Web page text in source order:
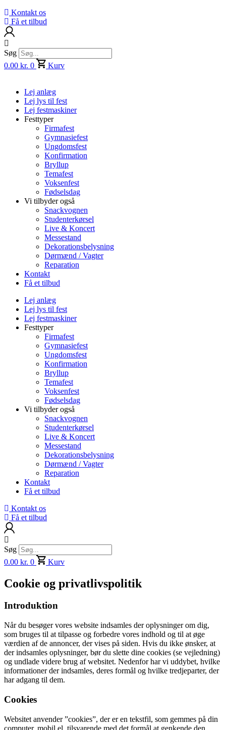
Kontakt os
Få et tilbud
Søg
0.00 kr. 0 Kurv
Lej anlæg
Lej lys til fest
Lej festmaskiner
Festtyper
Firmafest
Gymnasiefest
Ungdomsfest
Konfirmation
Bryllup
Temafest
Voksenfest
Fødselsdag
Vi tilbyder også
Snackvognen
Studenterkørsel
Live & Koncert
Messestand
Dekorationsbelysning
Dørmænd / Vagter
Reparation
Kontakt
Få et tilbud
Lej anlæg
Lej lys til fest
Lej festmaskiner
Festtyper
Firmafest
Gymnasiefest
Ungdomsfest
Konfirmation
Bryllup
Temafest
Voksenfest
Fødselsdag
Vi tilbyder også
Snackvognen
Studenterkørsel
Live & Koncert
Messestand
Dekorationsbelysning
Dørmænd / Vagter
Reparation
Kontakt
Få et tilbud
Kontakt os
Få et tilbud
Søg
0.00 kr. 0 Kurv
Cookie og privatlivspolitik
Introduktion
Når du besøger vores website indsamles der oplysninger om dig,
som bruges til at tilpasse og forbedre vores indhold og til at øge
værdien af de annoncer, der vises på siden. Hvis du ikke ønsker, at
der indsamles oplysninger, bør du slette dine cookies (se vejledning)
og undlade videre brug af websitet. Nedenfor har vi uddybet, hvilke
informationer der indsamles, deres formål og hvilke tredjeparter, der
har adgang til dem.
Cookies
Websitet anvender ”cookies”, der er en tekstfil, som gemmes på din
computer, mobil el. tilsvarende med det formål at genkende den,